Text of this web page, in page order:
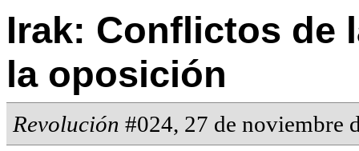
Irak: Conflictos de
la oposición
Revolución #024, 27 de noviembre